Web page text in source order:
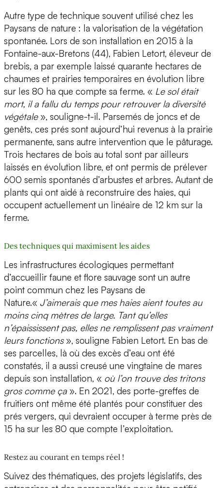
Autre type de technique souvent utilisé chez les
Paysans de nature : la valorisation de la végétation
spontanée. Lors de son installation en 2015 à la
Fontaine-aux-Bretons (44), Fabien Letort, éleveur de
brebis, a par exemple laissé quarante hectares de
chaumes et prairies temporaires en évolution libre
sur les 80 ha que compte sa ferme. « Le sol était
mort, il a fallu du temps pour retrouver la diversité
végétale », souligne-t-il. Parsemés de joncs et de
genêts, ces prés sont aujourd’hui revenus à la prairie
permanente, sans autre intervention que le pâturage.
Trois hectares de bois au total sont par ailleurs
laissés en évolution libre, et ont permis de prélever
600 semis spontanés d’arbustes et arbres. Autant de
plants qui ont aidé à reconstruire des haies, qui
occupent actuellement un linéaire de 12 km sur la
ferme.
Des techniques qui maximisent les aides
Les infrastructures écologiques permettant
d’accueillir faune et flore sauvage sont un autre
point commun chez les Paysans de
Nature.« J’aimerais que mes haies aient toutes au
moins cinq mètres de large. Tant qu’elles
n’épaississent pas, elles ne remplissent pas vraiment
leurs fonctions », souligne Fabien Letort. En bas de
ses parcelles, là où des excès d’eau ont été
constatés, il a aussi creusé une vingtaine de mares
depuis son installation, « où l’on trouve des tritons
gros comme ça». En 2021, des porte-greffes de
fruitiers ont même été plantés pour constituer des
prés vergers, qui devraient occuper à terme près de
15 ha sur les 80 que compte l’exploitation.
Restez au courant en temps réel !
Suivez des thématiques, des projets législatifs, des